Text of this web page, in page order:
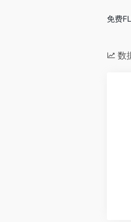
免费
数